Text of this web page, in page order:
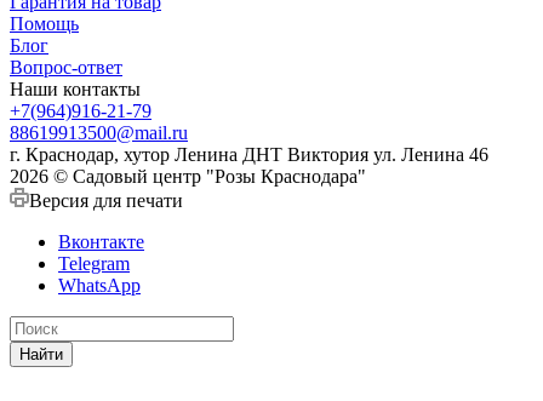
Помощь
Блог
Вопрос-ответ
Наши контакты
+7(964)916-21-79
88619913500@mail.ru
г. Краснодар, хутор Ленина ДНТ Виктория ул. Ленина 46
2026 © Садовый центр "Розы Краснодара"
Версия для печати
Вконтакте
Telegram
WhatsApp
Найти